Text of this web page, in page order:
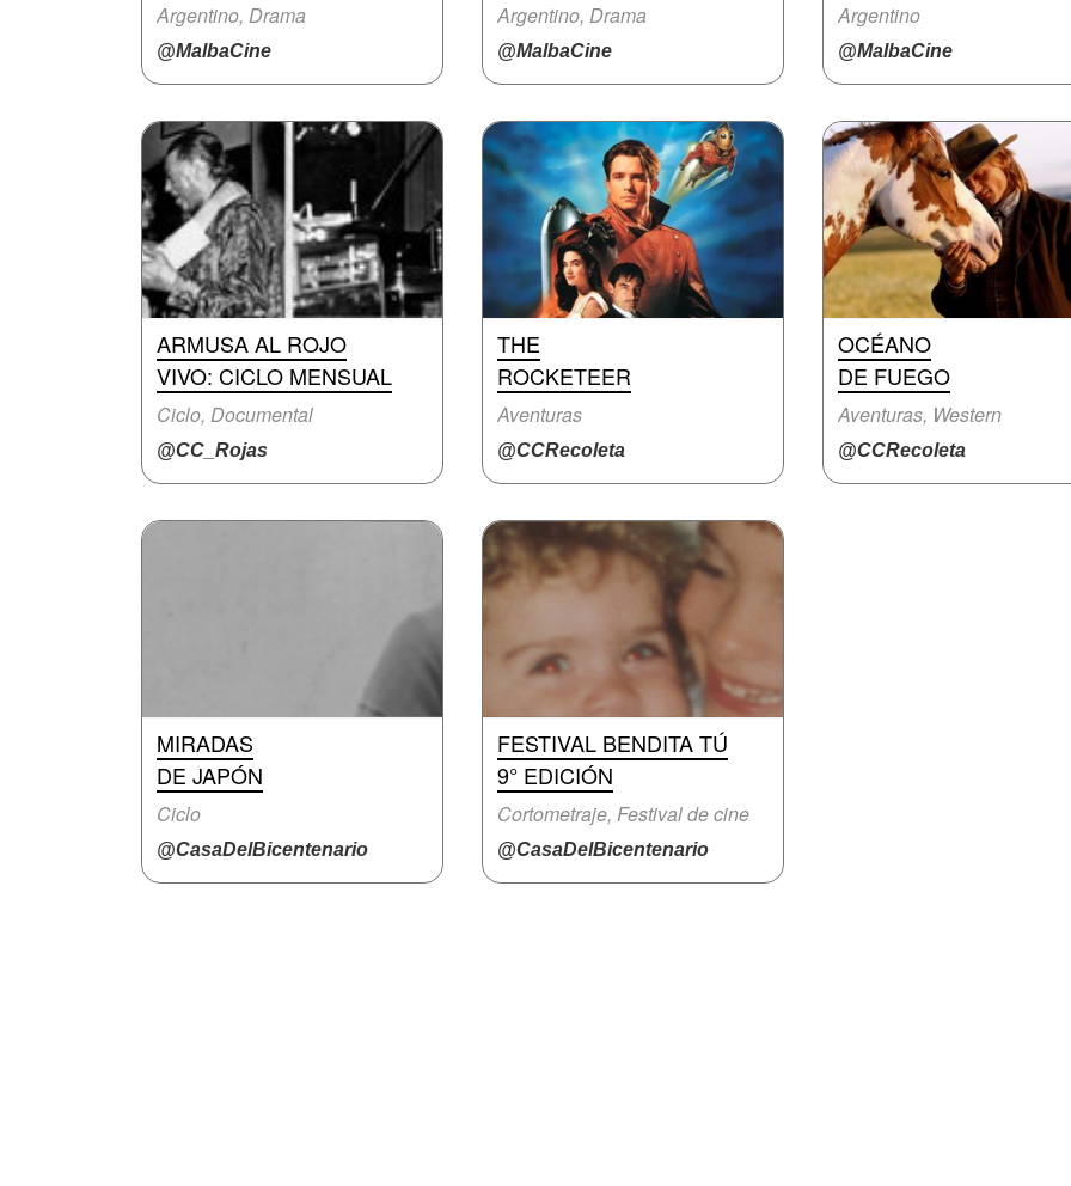
Argentino, Drama
@MalbaCine
Argentino, Drama
@MalbaCine
Argentino
@MalbaCine
ARMUSA AL ROJO
VIVO: CICLO MENSUAL
Ciclo, Documental
@CC_Rojas
THE
ROCKETEER
Aventuras
@CCRecoleta
OCÉANO
DE FUEGO
Aventuras, Western
@CCRecoleta
MIRADAS
DE JAPÓN
Ciclo
@CasaDelBicentenario
FESTIVAL BENDITA TÚ
9° EDICIÓN
Cortometraje, Festival de cine
@CasaDelBicentenario